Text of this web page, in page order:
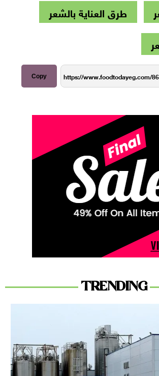
طرق العناية بالشعر
Copy
TRENDING